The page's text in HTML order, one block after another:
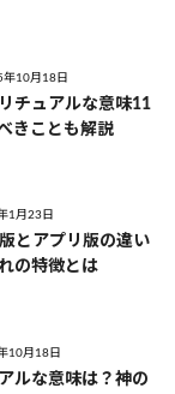
年10月18日
チュアルな意味11
きことも解説
1月23日
とアプリ版の違い
の特徴とは
10月18日
ルな意味は？神の